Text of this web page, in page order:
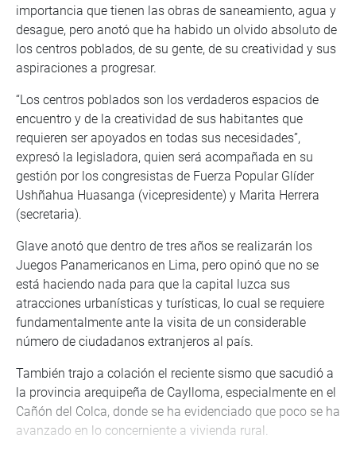
importancia que tienen las obras de saneamiento, agua y
desague, pero anotó que ha habido un olvido absoluto de
los centros poblados, de su gente, de su creatividad y sus
aspiraciones a progresar.
“Los centros poblados son los verdaderos espacios de
encuentro y de la creatividad de sus habitantes que
requieren ser apoyados en todas sus necesidades”,
expresó la legisladora, quien será acompañada en su
gestión por los congresistas de Fuerza Popular Glíder
Ushñahua Huasanga (vicepresidente) y Marita Herrera
(secretaria).
Glave anotó que dentro de tres años se realizarán los
Juegos Panamericanos en Lima, pero opinó que no se
está haciendo nada para que la capital luzca sus
atracciones urbanísticas y turísticas, lo cual se requiere
fundamentalmente ante la visita de un considerable
número de ciudadanos extranjeros al país.
También trajo a colación el reciente sismo que sacudió a
la provincia arequipeña de Caylloma, especialmente en el
Cañón del Colca, donde se ha evidenciado que poco se ha
avanzado en lo concerniente a vivienda rural.